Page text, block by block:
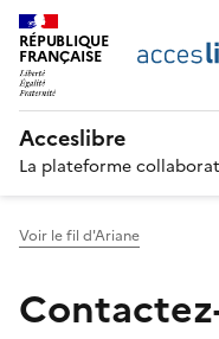
RÉPUBLIQUE
FRANÇAISE
Acceslibre
La plateforme
Voir le fil d'Ariane